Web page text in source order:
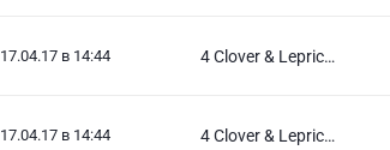
17.04.17 в 14:44 4 Clover & Lepricon
17.04.17 в 14:44 4 Clover & Lepricon